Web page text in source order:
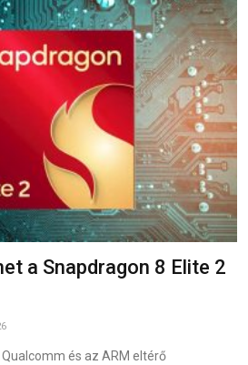
a Snapdragon 8 Elite 2
és az ARM eltérő